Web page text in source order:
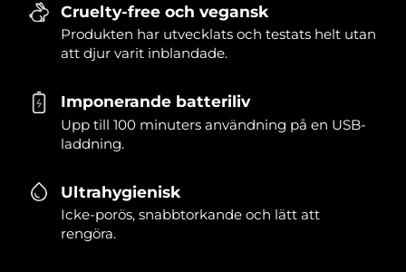
Cruelty-free och vegansk
Produkten har utvecklats och testats helt utan
att djur varit inblandade.
Imponerande batteriliv
Upp till 100 minuters användning på en USB-
laddning.
Ultrahygienisk
Icke-porös, snabbtorkande och lätt att
rengöra.